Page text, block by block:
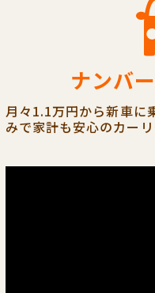
ナンバ
月々1.1万円から新車に
みで家計も安心のカー